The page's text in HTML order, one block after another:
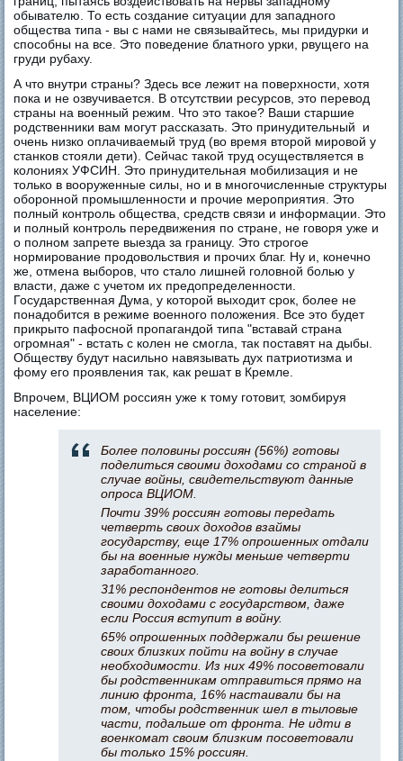
обывателю. То есть создание ситуации для западного
общества типа - вы с нами не связывайтесь, мы придурки и
способны на все. Это поведение блатного урки, рвущего на
груди рубаху.
А что внутри страны? Здесь все лежит на поверхности, хотя
пока и не озвучивается. В отсутствии ресурсов, это перевод
страны на военный режим. Что это такое? Ваши старшие
родственники вам могут рассказать. Это принудительный и
очень низко оплачиваемый труд (во время второй мировой у
станков стояли дети). Сейчас такой труд осуществляется в
колониях УФСИН. Это принудительная мобилизация и не
только в вооруженные силы, но и в многочисленные структуры
оборонной промышленности и прочие мероприятия. Это
полный контроль общества, средств связи и информации. Это
и полный контроль передвижения по стране, не говоря уже и
о полном запрете выезда за границу. Это строгое
нормирование продовольствия и прочих благ. Ну и, конечно
же, отмена выборов, что стало лишней головной болью у
власти, даже с учетом их предопределенности.
Государственная Дума, у которой выходит срок, более не
понадобится в режиме военного положения. Все это будет
прикрыто пафосной пропагандой типа "вставай страна
огромная" - встать с колен не смогла, так поставят на дыбы.
Обществу будут насильно навязывать дух патриотизма и
фому его проявления так, как решат в Кремле.
Впрочем, ВЦИОМ россиян уже к тому готовит, зомбируя
население:
Более половины россиян (56%) готовы
поделиться своими доходами со страной в
случае войны, свидетельствуют данные
опроса ВЦИОМ.
Почти 39% россиян готовы передать
четверть своих доходов взаймы
государству, еще 17% опрошенных отдали
бы на военные нужды меньше четверти
заработанного.
31% респондентов не готовы делиться
своими доходами с государством, даже
если Россия вступит в войну.
65% опрошенных поддержали бы решение
своих близких пойти на войну в случае
необходимости. Из них 49% посоветовали
бы родственникам отправиться прямо на
линию фронта, 16% настаивали бы на
том, чтобы родственник шел в тыловые
части, подальше от фронта. Не идти в
военкомат своим близким посоветовали
бы только 15% россиян.